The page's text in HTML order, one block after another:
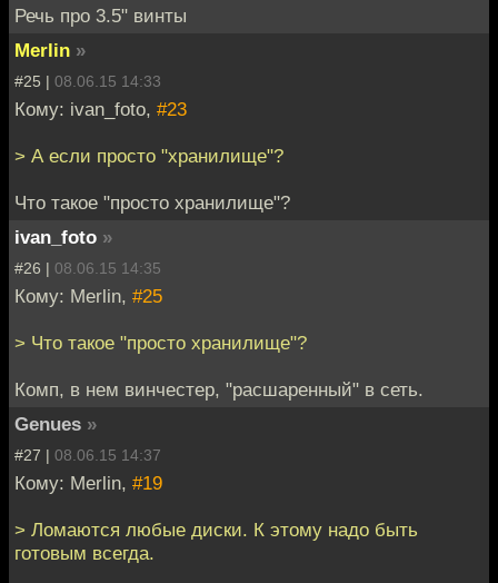
Речь про 3.5" винты
Merlin »
#25 | 08.06.15 14:33
Кому: ivan_foto, #23
> А если просто "хранилище"?
Что такое "просто хранилище"?
ivan_foto »
#26 | 08.06.15 14:35
Кому: Merlin, #25
> Что такое "просто хранилище"?
Комп, в нем винчестер, "расшаренный" в сеть.
Genues »
#27 | 08.06.15 14:37
Кому: Merlin, #19
> Ломаются любые диски. К этому надо быть
готовым всегда.